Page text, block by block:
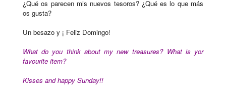
¿Qué os parecen mis nuevos tesoros? ¿Qué es lo que más
os gusta?
Un besazo y ¡ Feliz Domingo!
What do you think about my new treasures? What is yor
favourite item?
Kisses and happy Sunday!!